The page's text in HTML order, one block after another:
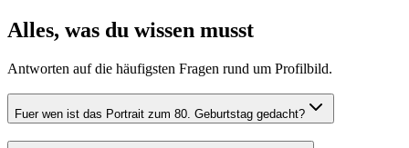
Alles, was du wissen musst
Antworten auf die häufigsten Fragen rund um Profilbild.
Fuer wen ist das Portrait zum 80. Geburtstag gedacht?